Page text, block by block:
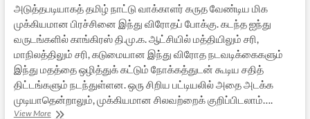
அடுத்தபடியாகத் தமிழ் நாட்டு வாக்காளர் கருத வேண்டிய மிக
முக்கியமான பிரச்சினை இந்து விரோதப் போக்கு. கடந்த ஐந்து
வருடங்களில் காங்கிரஸ் தி.மு.க. ஆட்சியில் மத்தியிலும் சரி,
மாநிலத்திலும் சரி, கடுமையான இந்து விரோத நடவடிக்கைகளும்
இந்து மதத்தை ஒழித்துக் கட்டும் நோக்கத்துடன் கூடிய சதித்
திட்டங்களும் நடந்துள்ளன. ஒரு சிறிய பட்டியலில் அதை அடக்க
முடியாதென்றாலும், முக்கியமான சிலவற்றைக் குறிப்பிடலாம்….
View Moreபாராளுமன்றத்